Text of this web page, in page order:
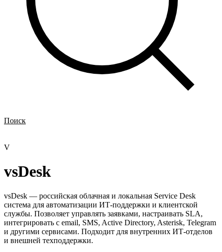
Поиск
V
vsDesk
vsDesk — российская облачная и локальная Service Desk
система для автоматизации ИТ-поддержки и клиентской
службы. Позволяет управлять заявками, настраивать SLA,
интегрировать с email, SMS, Active Directory, Asterisk, Telegram
и другими сервисами. Подходит для внутренних ИТ-отделов
и внешней техподдержки.